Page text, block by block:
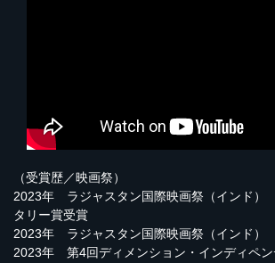
（受賞歴／映画祭）
2023年 ラジャスタン国際映画祭（インド）
タリー賞受賞
2023年 ラジャスタン国際映画祭（インド）
2023年 第4回ディメンション・インディペン